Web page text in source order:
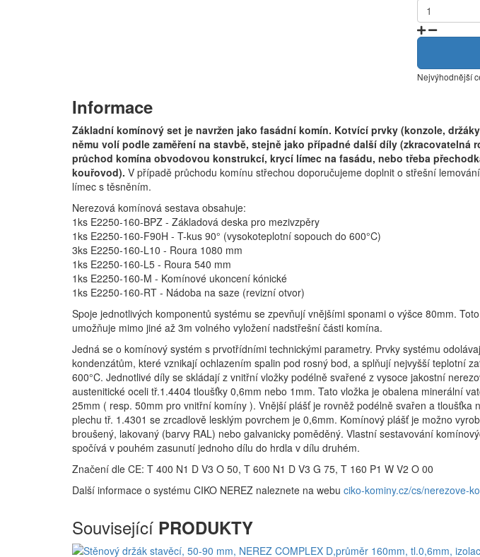
Nejvýhodnější
Informace
Základní komínový set je navržen jako fasádní komín. Kotvící prvky (konzole,
němu volí podle zaměření na stavbě, stejně jako případné další díly (zkracovatelná
průchod komína obvodovou konstrukcí, krycí límec na fasádu, nebo třeba
kouřovod). V případě průchodu komínu střechou doporučujeme doplnit o střešní
límec s těsněním.
Nerezová komínová sestava obsahuje:
1ks E2250-160-BPZ - Základová deska pro mezivzpěry
1ks E2250-160-F90H - T-kus 90° (vysokoteplotní sopouch do 600°C)
3ks E2250-160-L10 - Roura 1080 mm
1ks E2250-160-L5 - Roura 540 mm
1ks E2250-160-M - Komínové ukoncení kónické
1ks E2250-160-RT - Nádoba na saze (revizní otvor)
Spoje jednotlivých komponentů systému se zpevňují vnějšími sponami o výšce 80mm.
umožňuje mimo jiné až 3m volného vyložení nadstřešní části komína.
Jedná se o komínový systém s prvotřídními technickými parametry. Prvky systému
kondenzátům, které vznikají ochlazením spalin pod rosný bod, a splňují nejvyšší teplotní
600°C. Jednotlivé díly se skládají z vnitřní vložky podélně svařené z vysoce jakostní
austenitické oceli tř.1.4404 tloušťky 0,6mm nebo 1mm. Tato vložka je obalena minerální
25mm ( resp. 50mm pro vnitřní komíny ). Vnější plášť je rovněž podélně svařen a tloušťka
plechu tř. 1.4301 se zrcadlově lesklým povrchem je 0,6mm. Komínový plášť je možno
broušený, lakovaný (barvy RAL) nebo galvanicky poměděný. Vlastní sestavování
spočívá v pouhém zasunutí jednoho dílu do hrdla v dílu druhém.
Značení dle CE: T 400 N1 D V3 O 50, T 600 N1 D V3 G 75, T 160 P1 W V2 O 00
Další informace o systému CIKO NEREZ naleznete na webu ciko-kominy.cz/cs/nerezove-
Související PRODUKTY